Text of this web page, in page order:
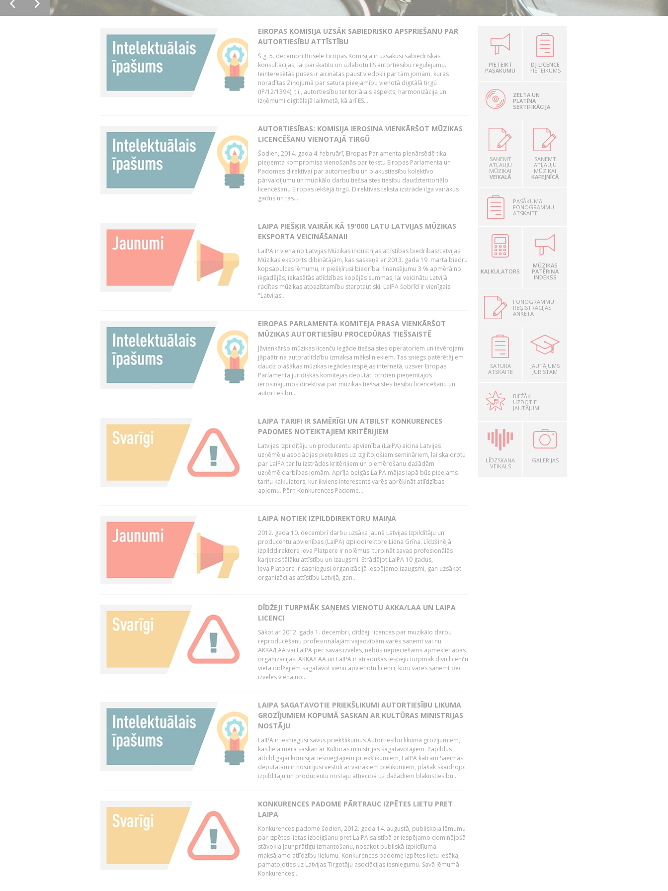
EIROPAS KOMISIJA UZSĀK SABIEDRISKO APSPRIEŠANU PAR
AUTORTIESĪBU ATTĪSTĪBU
Š.g. 5. decembrī Briselē Eiropas Komisija ir uzsākusi sabiedriskās
konsultācijas, lai pārskatītu un uzlabotu ES autortiesību regulējumu.
Ieinteresētās puses ir aicinātas paust viedokli par tām jomām, kuras
noradītas Ziņojumā par satura pieejamību vienotā digitālā tirgū
(IP/12/1394), t.i., autortiesību teritoriālais aspekts, harmonizācija un
izņēmumi digitālajā laikmetā, kā arī ES...
AUTORTIESĪBAS: KOMISIJA IEROSINA VIENKĀRŠOT MŪZIKAS
LICENCĒŠANU VIENOTAJĀ TIRGŪ
Šodien, 2014. gada 4. februārī, Eiropas Parlamenta plenārsēdē tika
pieņemta kompromisa vienošanās par tekstu Eiropas Parlamenta un
Padomes direktīvai par autortiesību un blakustiesību kolektīvo
pārvaldījumu un muzikālo darbu tiešsaistes tiesību daudzteritoriālo
licencēšanu Eiropas iekšējā tirgū. Direktīvas teksta izstrāde ilga vairākus
gadus un tas...
LAIPA PIEŠĶIR VAIRĀK KĀ 19'000 LATU LATVIJAS MŪZIKAS
EKSPORTA VEICINĀŠANAI!
LaIPA ir viena no Latvijas Mūzikas industrijas attīstības biedrības/Latvijas
Mūzikas eksports dibinātājām, kas saskaņā ar 2013. gada 19. marta biedru
kopsapulces lēmumu, ir piešķīrusi biedrībai finansējumu 3 % apmērā no
ikgadējās, iekasētās atlīdzības kopējās summas, lai veicinātu Latvijā
radītas mūzikas atpazīstamību starptautiski. LaIPA šobrīd ir vienīgais
"Latvijas...
EIROPAS PARLAMENTA KOMITEJA PRASA VIENKĀRŠOT
MŪZIKAS AUTORTIESĪBU PROCEDŪRAS TIEŠSAISTĒ
Jāvienkāršo mūzikas licenču iegāde tiešsaistes operatoriem un ievērojami
jāpaātrina autoratlīdzību izmaksa māksliniekiem. Tas sniegs patērētājiem
daudz plašākas mūzikas iegādes iespējas internetā, uzsver Eiropas
Parlamenta juridiskās komitejas deputāti otrdien pieņemtajos
ierosinājumos direktīvai par mūzikas tiešsaistes tiesību licencēšanu un
autortiesību...
LAIPA TARIFI IR SAMĒRĪGI UN ATBILST KONKURENCES
PADOMES NOTEIKTAJIEM KRITĒRIJIEM
Latvijas Izpildītāju un producentu apvienība (LaIPA) aicina Latvijas
uzņēmēju asociācijas pieteikties uz izglītojošiem semināriem, lai skaidrotu
par LaIPA tarifu izstrādes kritērijiem un piemērošanu dažādām
uzņēmējdarbības jomām. Aprīļa beigās LaIPA mājas lapā būs pieejams
tarifu kalkulators, kur ikviens interesents varēs aprēķināt atlīdzības
apjomu. Pērn Konkurences Padome...
LAIPA NOTIEK IZPILDDIREKTORU MAIŅA
2012. gada 10. decembrī darbu uzsāka jaunā Latvijas Izpildītāju un
producentu apvienības (LaIPA) izpilddirektore Liena Grīna. Līdzšinējā
izpilddirektore Ieva Platpere ir nolēmusi turpināt savas profesionālās
karjeras tālāku attīstību un izaugsmi. Strādājot LaIPA 10 gadus,
Ieva Platpere ir sasniegusi organizācijā iespējamo izaugsmi, gan uzsākot
organizācijas attīstību Latvijā, gan...
DĪDŽEJI TURPMĀK SAŅEMS VIENOTU AKKA/LAA UN LAIPA
LICENCI
Sākot ar 2012. gada 1. decembri, dīdžeji licences par muzikālo darbu
reproducēšanu profesionālajām vajadzībām varēs saņemt vai nu
AKKA/LAA vai LaIPA pēc savas izvēles, nebūs nepieciešams apmeklēt abas
organizācijas. AKKA/LAA un LaIPA ir atradušas iespēju turpmāk divu licenču
vietā dīdžejiem sagatavot vienu apvienotu licenci, kuru varēs saņemt pēc
izvēles vienā no...
LAIPA SAGATAVOTIE PRIEKŠLIKUMI AUTORTIESĪBU LIKUMA
GROZĪJUMIEM KOPUMĀ SASKAN AR KULTŪRAS MINISTRIJAS
NOSTĀJU
LaIPA ir iesniegusi savus priekšlikumus Autortiesību likuma grozījumiem,
kas lielā mērā saskan ar Kultūras ministrijas sagatavotajiem. Papildus
atbildīgajai komisijai iesniegtajiem priekšlikumiem, LaIPA katram Saeimas
deputātam ir nosūtījusi vēstuli ar vairākiem pielikumiem, plašāk skaidrojot
izpildītāju un producentu nostāju attiecībā uz dažādiem blakustiesību...
KONKURENCES PADOME PĀRTRAUC IZPĒTES LIETU PRET
LAIPA
Konkurences padome šodien, 2012. gada 14. augustā, publiskoja lēmumu
par izpētes lietas izbeigšanu pret LaIPA saistībā ar iespējamo dominējošā
stāvokļa ļaunprātīgu izmantošanu, nosakot publiskā izpildījuma
maksājamo atlīdzību lielumu. Konkurences padome izpētes lietu iesāka,
pamatojoties uz Latvijas Tirgotāju asociācijas iesniegumu. Savā lēmumā
Konkurences...
PIETEIKT
PASĀKUMU
DJ LICENCE
PIETEIKUMS
ZELTA UN
PLATĪNA
SERTIFIKĀCIJA
SAŅEMT
ATĻAUJU
MŪZIKAI
VEIKALĀ
SAŅEMT
ATĻAUJU
MŪZIKAI
KAFEJNĪCĀ
PASĀKUMA
FONOGRAMMU
ATSKAITE
KALKULATORS
MŪZIKAS
PATĒRIŅA
INDEKSS
FONOGRAMMU
REĢISTRĀCIJAS
ANKETA
SATURA
ATSKAITE
JAUTĀJUMS
JURISTAM
BIEŽĀK
UZDOTIE
JAUTĀJUMI
LĪDZSKAŅA
VEIKALS
GALERIJAS